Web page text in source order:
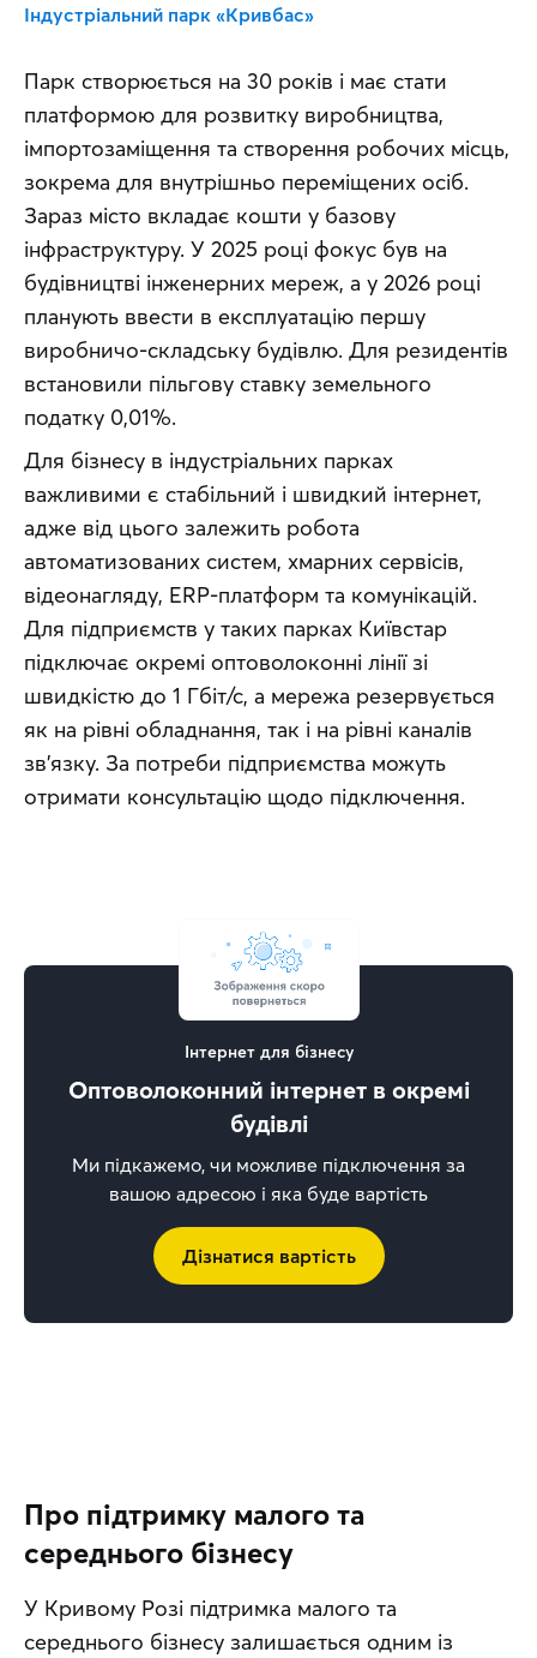
Індустріальний парк «Кривбас»
Парк створюється на 30 років і має стати
платформою для розвитку виробництва,
імпортозаміщення та створення робочих місць,
зокрема для внутрішньо переміщених осіб.
Зараз місто вкладає кошти у базову
інфраструктуру. У 2025 році фокус був на
будівництві інженерних мереж, а у 2026 році
планують ввести в експлуатацію першу
виробничо-складську будівлю. Для резидентів
встановили пільгову ставку земельного
податку 0,01%.
Для бізнесу в індустріальних парках
важливими є стабільний і швидкий інтернет,
адже від цього залежить робота
автоматизованих систем, хмарних сервісів,
Для підприємств у таких парках Київстар
підключає окремі оптоволоконні лінії зі
швидкістю до 1 Гбіт/с, а мережа резервується
як на рівні обладнання, так і на рівні каналів
зв’язку. За потреби підприємства можуть
отримати консультацію щодо підключення.
Інтернет для бізнесу
Оптоволоконний інтернет в окремі
будівлі
Ми підкажемо, чи можливе підключення за
вашою адресою і яка буде вартість
Дізнатися вартість
Про підтримку малого та
середнього бізнесу
У Кривому Розі підтримка малого та
середнього бізнесу залишається одним із